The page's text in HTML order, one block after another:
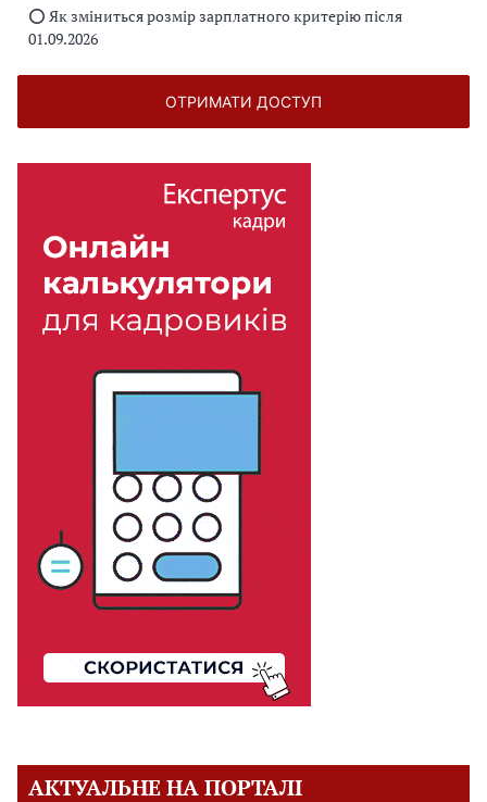
⭕️ Як зміниться розмір зарплатного критерію після
01.09.2026
ОТРИМАТИ ДОСТУП
АКТУАЛЬНЕ НА ПОРТАЛІ